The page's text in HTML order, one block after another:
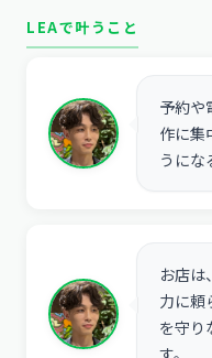
LEAで叶うこと
予約や
作に集
うにな
お店は
力に頼
を守り
す。